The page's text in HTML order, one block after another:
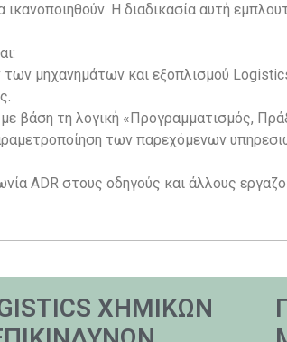
Η διαδικασία αυτή
μηχανημάτων και εξοπλισμού
βάση τη λογική «Προγραμματισμός,
των παρεχόμενων
ADR στους οδηγούς και άλλους
ΧΗΜΙΚΩΝ